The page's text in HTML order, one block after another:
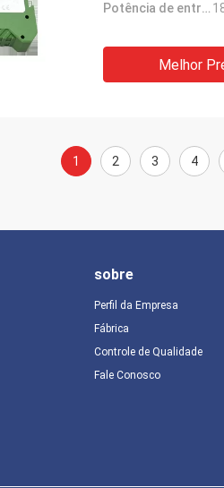
Potência de entrada:
Melhor
1 2 3 4
sobre
Perfil da Empresa
Fábrica
Controle de Qualidade
Fale Conosco